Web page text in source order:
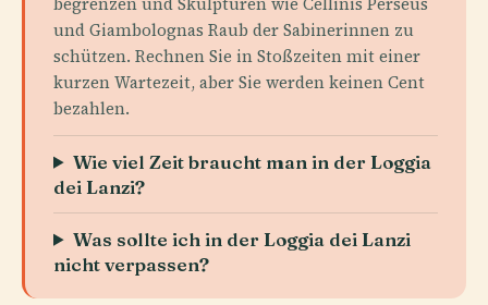
und Giambolognas Raub der Sabinerinnen zu
schützen. Rechnen Sie in Stoßzeiten mit einer
kurzen Wartezeit, aber Sie werden keinen Cent
bezahlen.
Wie viel Zeit braucht man in der Loggia
dei Lanzi?
Was sollte ich in der Loggia dei Lanzi
nicht verpassen?